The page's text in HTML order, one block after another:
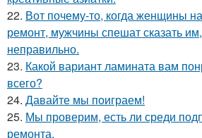
22. Вот почему-то, когда женщины
ремонт, мужчины спешат сказать
неправильно.
23. Какой вариант ламината вам
всего?
24. Давайте мы поиграем!
25. Мы проверим, есть ли среди
ремонта.